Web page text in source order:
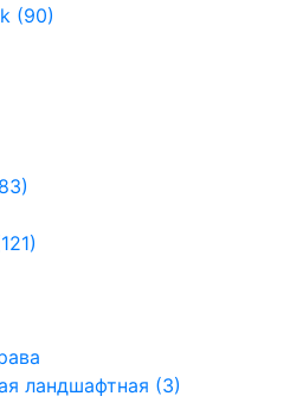
(90)
ландшафтная (3)